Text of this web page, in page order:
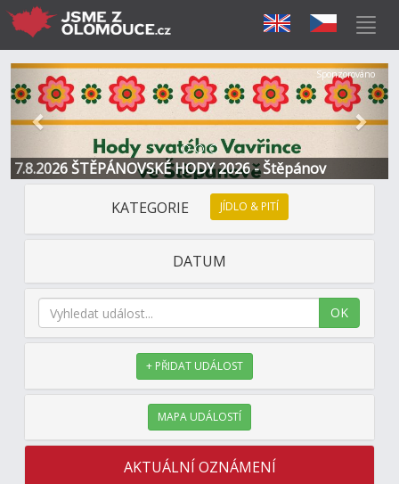
7.8.2026 ŠTĚPÁNOVSKÉ HODY 2026 - Štěpánov
Předchozí Další
Sponzorováno
KATEGORIE JÍDLO & PITÍ
DATUM
OK
+ PŘIDAT UDÁLOST
MAPA UDÁLOSTÍ
AKTUÁLNÍ OZNÁMENÍ